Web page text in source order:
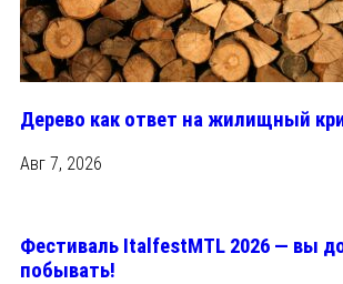
Дерево как ответ на жилищный
Авг 7, 2026
Фестиваль ItalfestMTL 2026 — вы
побывать!